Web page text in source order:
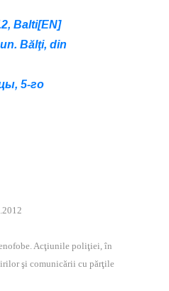
Balti[EN]
Bălţi, din
5-го
Acţiunile poliţiei, în
şi comunicării cu părţile